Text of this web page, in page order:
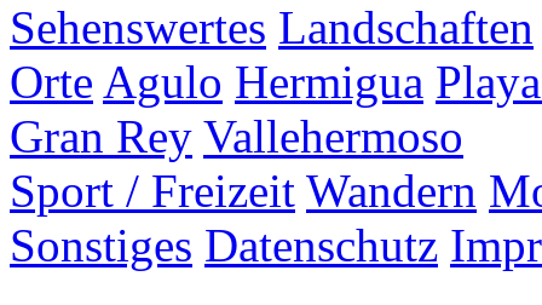
Sehenswertes Landschaften
Orte Agulo Hermigua
Gran Rey Vallehermoso
Sport / Freizeit Wandern
Sonstiges Datenschutz